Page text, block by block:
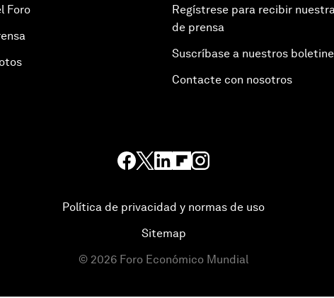
Foro
Regístrese para recibir
de prensa
Suscríbase a nuestros
Contacte con nosotros
Política de privacidad y normas de uso
Sitemap
© 2026 Foro Económico Mundial